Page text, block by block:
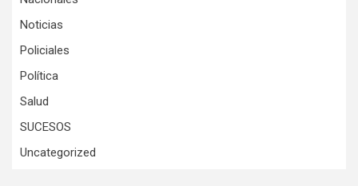
Noticias
Policiales
Política
Salud
SUCESOS
Uncategorized